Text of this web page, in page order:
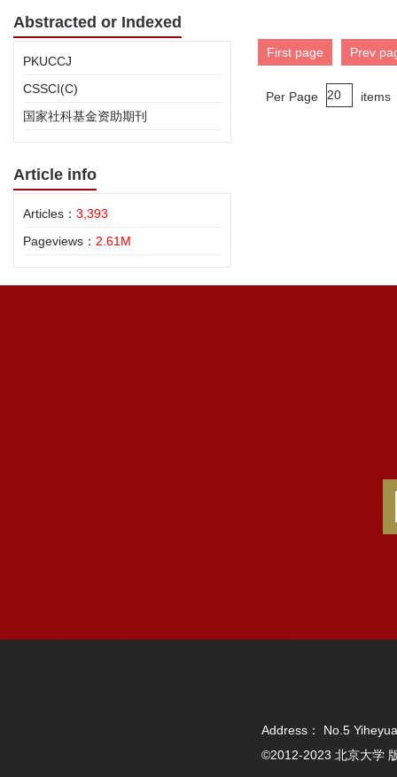
Abstracted or Indexed
PKUCCJ
CSSCI(C)
国家社科基金资助期刊
Article info
Articles： 3,393
Pageviews： 2.61M
First page Prev
Per Page items
Address： No.5
©2012-2023 北京大学